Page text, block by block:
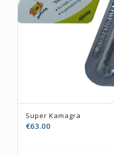
Super Kamagra
€63.00